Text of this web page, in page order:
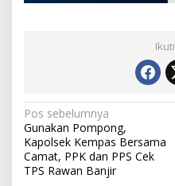
N
a
v
Pos sebelumnya
Gunakan Pompong,
Kapolsek Kempas Bersama
Camat, PPK dan PPS Cek
TPS Rawan Banjir